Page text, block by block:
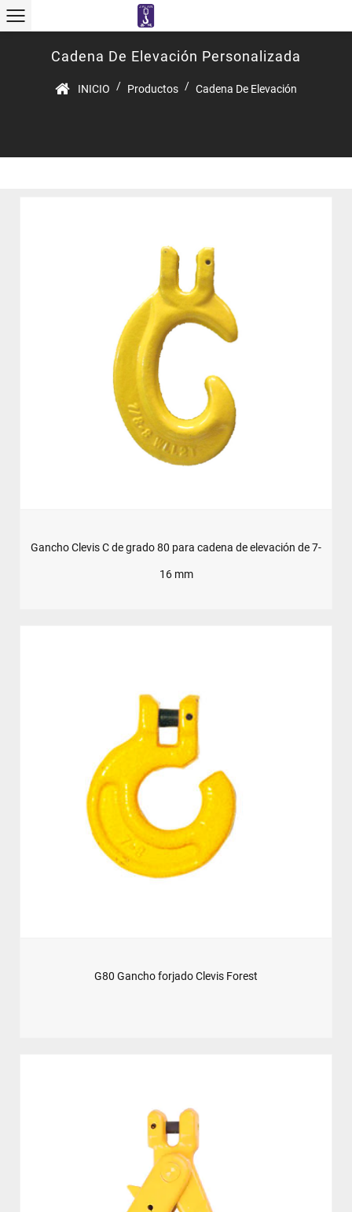
Cadena De Elevación Personalizada
INICIO / Productos / Cadena De Elevación
Gancho Clevis C de grado 80 para cadena de elevación de 7-
16 mm
G80 Gancho forjado Clevis Forest